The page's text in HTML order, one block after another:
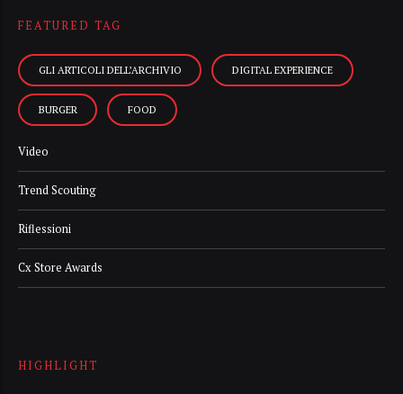
FEATURED TAG
GLI ARTICOLI DELL’ARCHIVIO DIGITAL EXPERIENCE
BURGER FOOD
Video
Trend Scouting
Riflessioni
Cx Store Awards
HIGHLIGHT